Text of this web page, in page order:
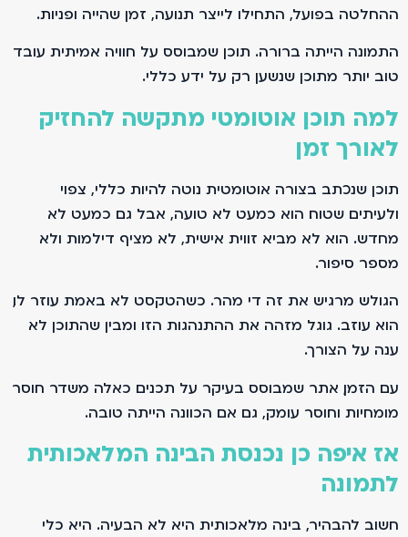
ההחלטה בפועל, התחילו לייצר תנועה, זמן שהייה ופניות.
התמונה הייתה ברורה. תוכן שמבוסס על חוויה אמיתית עובד
טוב יותר מתוכן שנשען רק על ידע כללי.
למה תוכן אוטומטי מתקשה להחזיק
לאורך זמן
תוכן שנכתב בצורה אוטומטית נוטה להיות כללי, צפוי
ולעיתים שטוח. הוא כמעט לא טועה, אבל גם כמעט לא
מחדש. הוא לא מביא זווית אישית, לא מציף דילמות ולא
מספר סיפור.
הגולש מרגיש את זה די מהר. כשהטקסט לא באמת עוזר לו,
הוא עוזב. גוגל מזהה את ההתנהגות הזו ומבין שהתוכן לא
ענה על הצורך.
עם הזמן, אתר שמבוסס בעיקר על תכנים כאלה משדר חוסר
מומחיות וחוסר עומק, גם אם הכוונה הייתה טובה.
אז איפה כן נכנסת הבינה המלאכותית
לתמונה
חשוב להבהיר, בינה מלאכותית היא לא הבעיה. היא כלי